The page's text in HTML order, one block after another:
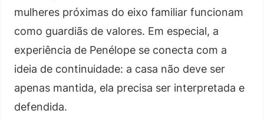
mulheres próximas do eixo familiar funcionam
como guardiãs de valores. Em especial, a
experiência de Penélope se conecta com a
ideia de continuidade: a casa não deve ser
apenas mantida, ela precisa ser interpretada e
defendida.